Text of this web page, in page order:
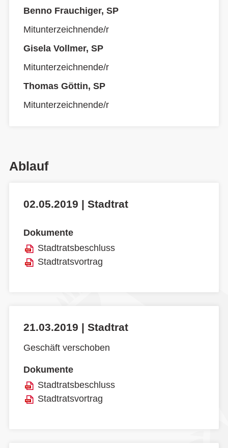
Benno Frauchiger, SP
Mitunterzeichnende/r
Gisela Vollmer, SP
Mitunterzeichnende/r
Thomas Göttin, SP
Mitunterzeichnende/r
Ablauf
02.05.2019 | Stadtrat
Dokumente
Stadtratsbeschluss
Stadtratsvortrag
21.03.2019 | Stadtrat
Geschäft verschoben
Dokumente
Stadtratsbeschluss
Stadtratsvortrag